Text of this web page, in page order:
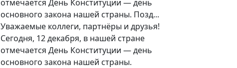
отмечается День Конституции — день
основного закона нашей страны. Позд...
Уважаемые коллеги, партнёры и друзья!
Сегодня, 12 декабря, в нашей стране
отмечается День Конституции — день
основного закона нашей страны.